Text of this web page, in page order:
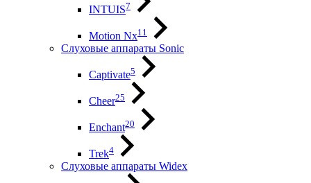
INTUIS7
Motion Nx11
Слуховые аппараты Sonic
Captivate5
Cheer25
Enchant20
Trek4
Слуховые аппараты Widex